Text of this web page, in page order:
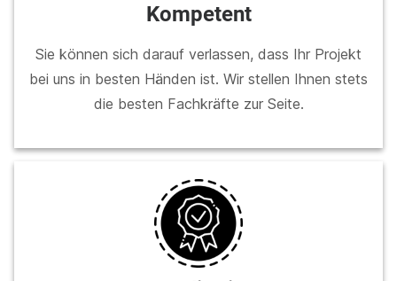
Kompetent
Sie können sich darauf verlassen, dass Ihr Projekt
bei uns in besten Händen ist. Wir stellen Ihnen stets
die besten Fachkräfte zur Seite.